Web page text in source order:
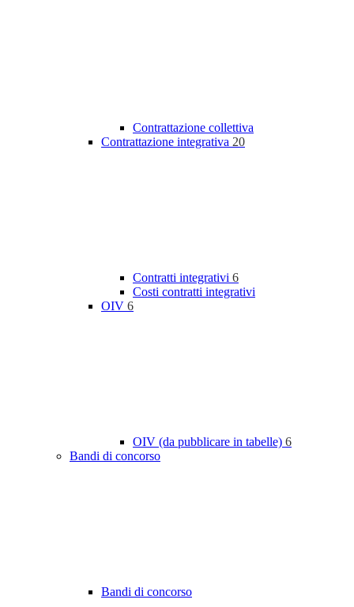
Contrattazione collettiva
Contrattazione integrativa 20
Contratti integrativi 6
Costi contratti integrativi
OIV 6
OIV (da pubblicare in tabelle) 6
Bandi di concorso
Bandi di concorso